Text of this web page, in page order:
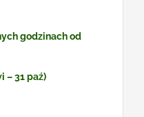
godzinach od
– 31 paź)